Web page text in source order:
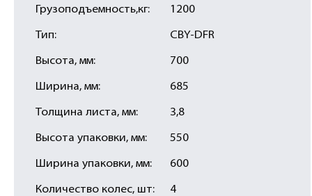
Грузоподъемность,кг: 1200
Тип: CBY-DFR
Высота, мм: 700
Ширина, мм: 685
Толщина листа, мм: 3,8
Высота упаковки, мм: 550
Ширина упаковки, мм: 600
Количество колес, шт: 4